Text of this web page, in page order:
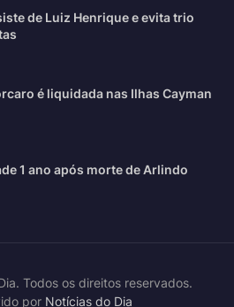
de Luiz Henrique e evita trio
é liquidada nas Ilhas Cayman
1 ano após morte de Arlindo
Todos os direitos reservados.
por Notícias do Dia